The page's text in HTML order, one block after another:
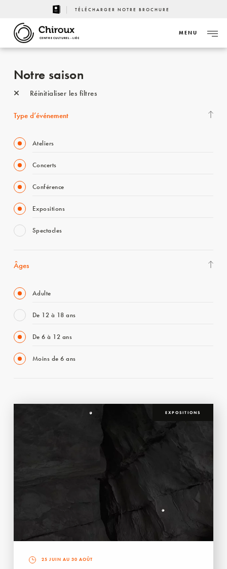
TÉLÉCHARGER NOTRE BROCHURE
CENTRE CULTUREL - LIÈGE
MENU
Notre saison
Réinitialiser les filtres
Type d’événement
Ateliers
Concerts
Conférence
Expositions
Spectacles
Âges
Adulte
De 12 à 18 ans
De 6 à 12 ans
Moins de 6 ans
EXPOSITIONS
25 JUIN AU 30 AOÛT